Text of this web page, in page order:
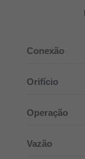
Conexão
Orifício
Operação
Vazão